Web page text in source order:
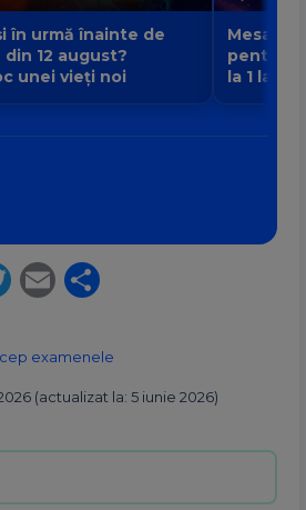
în urmă înainte de
din 12 august?
unei vieți noi
Mesajul
pentru
la 1 la 9
Twitter
Email
examenele
(actualizat la: 5 iunie 2026)